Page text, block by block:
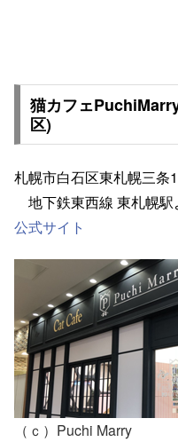
猫カフェ
区)
札幌市白石区東札幌三条
地下鉄東⻄線 東札幌駅
公式サイト
（ｃ）Puchi Marry